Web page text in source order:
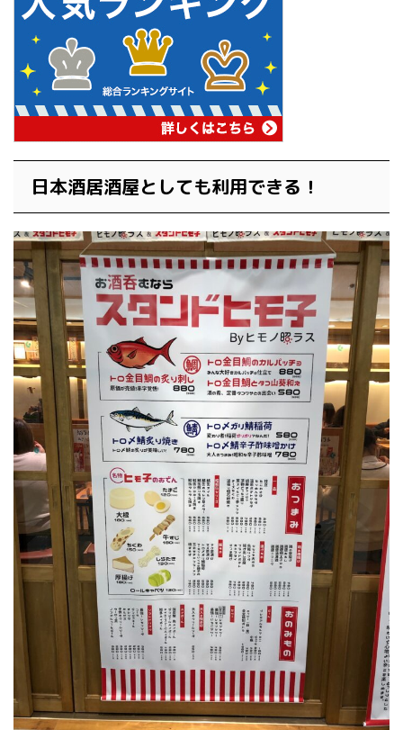
日本酒居酒屋としても利用できる！